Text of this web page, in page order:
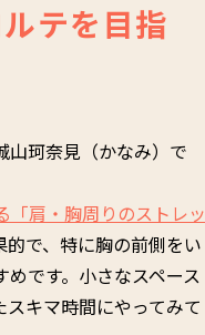
テを目指
珂奈見（かなみ）で
「肩・胸周りのストレッ
で、特に胸の前側をい
です。小さなスペース
キマ時間にやってみて